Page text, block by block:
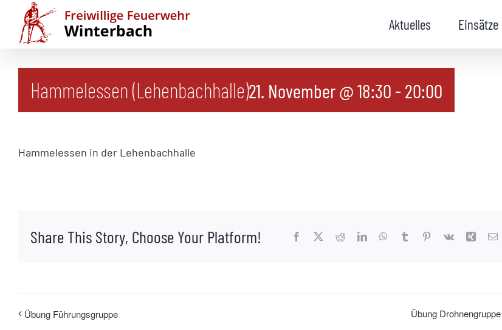
Inhalt
springen
Aktuelles Einsätze
Hammelessen (Lehenbachhalle)21. November @ 18:30 - 20:00
Hammelessen in der Lehenbachhalle
Share This Story, Choose Your Platform! Facebook
X RedditLinkedInWhatsApp
TumblrPinterest
Vk Xing E-
Übung Führungsgruppe Übung Drohnengruppe